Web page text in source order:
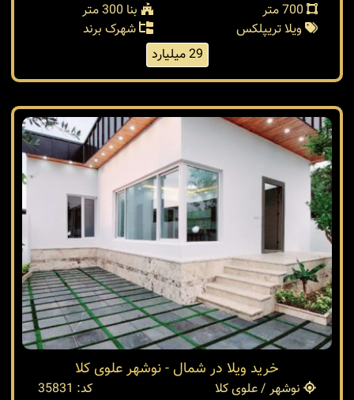
بنا 300 متر
ویلا تریپلکس
شهرک برند
29 میلیارد
خرید ویلا در شمال - نوشهر علوی کلا
نوشهر / علوی کلا
کد: 35831